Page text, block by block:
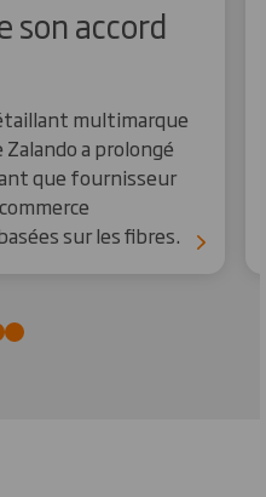
son accord
multimarque
a prolongé
que fournisseur
sur les fibres.